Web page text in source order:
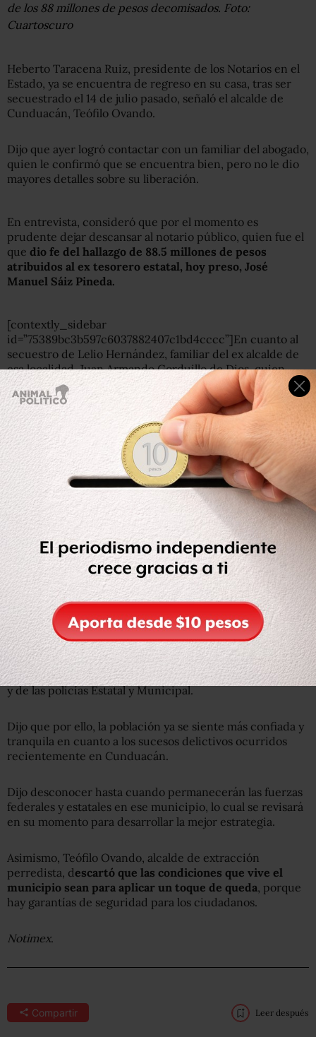
de los 88 millones de pesos decomisados. Foto:
Cuartoscuro
Heberto Taracena Ruiz, presidente de los Notarios en el
Estado, ya se encuentra de regreso en su casa, tras ser
secuestrado el 14 de julio pasado, señaló el alcalde de
Cunduacán, Teófilo Ovando.
Dijo que ayer logró contactar con un familiar del abogado,
quien le confirmó que se encuentra bien, pero no le dio
mayores detalles sobre su liberación.
En entrevista, consideró que por el momento es
prudente dejar descansar al notario público, quien fue el
que dio fe del hallazgo de 88.5 millones de pesos
atribuidos al ex tesorero estatal, hoy preso, José
Manuel Sáiz Pineda.
[contextly_sidebar
id=”75389bc3b597c6037882407c1bd4cccc”]En cuanto al
secuestro de Lelio Hernández, familiar del ex alcalde de
esa localidad, Juan Armando Gorduillo de Dios, quien
también fue privado de su libertad, dijo desconocer los
datos de si ya fue o no liberado.
El presidente municipal dijo que Cunduacán se han
instalado varios retenes con apoyo del Ejército, de la
Marina, de la Procuraduría General de la República (PGR)
y de las policías Estatal y Municipal.
Dijo que por ello, la población ya se siente más confiada y
tranquila en cuanto a los sucesos delictivos ocurridos
recientemente en Cunduacán.
Dijo desconocer hasta cuando permanecerán las fuerzas
federales y estatales en ese municipio, lo cual se revisará
en su momento para desarrollar la mejor estrategia.
Asimismo, Teófilo Ovando, alcalde de extracción
perredista, descartó que las condiciones que vive el
municipio sean para aplicar un toque de queda , porque
hay garantías de seguridad para los ciudadanos.
Notimex.
Compartir Leer después